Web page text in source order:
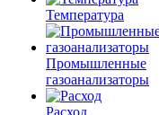
Температура
Промышленные
газоанализаторы
Расход